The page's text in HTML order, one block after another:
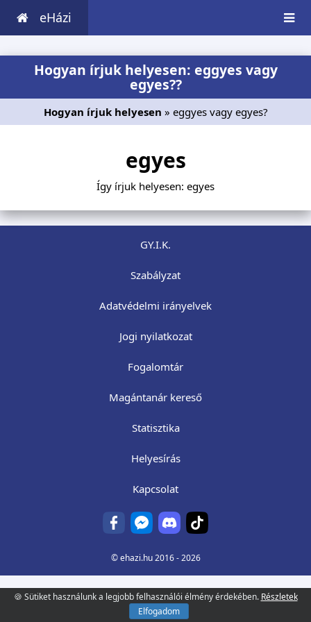
eHázi
Hogyan írjuk helyesen: eggyes vagy
egyes??
Hogyan írjuk helyesen » eggyes vagy egyes?
egyes
Így írjuk helyesen: egyes
GY.I.K.
Szabályzat
Adatvédelmi irányelvek
Jogi nyilatkozat
Fogalomtár
Magántanár kereső
Statisztika
Helyesírás
Kapcsolat
©ehazi.hu2016 - 2026
🍪 Sütiket használunk a legjobb felhasználói élmény érdekében. Részletek
Elfogadom